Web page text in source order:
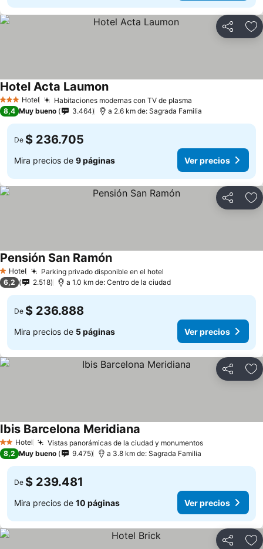
Compartir
3 Estrellas
Hotel Habitaciones modernas con TV de plasma
Hotel Acta Laumon
8,4 Muy bueno 3.464 a 2.6 km de: Sagrada Familia
De $ 236.705
Mira precios de 9 páginas Ver precios
Compartir
1 Estrellas
Hotel Parking privado disponible en el hotel
Pensión San Ramón
6,2 2.518 a 1.0 km de: Centro de la ciudad
De $ 236.888
Mira precios de 5 páginas Ver precios
Compartir
2 Estrellas
Hotel Vistas panorámicas de la ciudad y monumentos
Ibis Barcelona Meridiana
8,2 Muy bueno 9.475 a 3.8 km de: Sagrada Familia
De $ 239.481
Mira precios de 10 páginas Ver precios
Compartir